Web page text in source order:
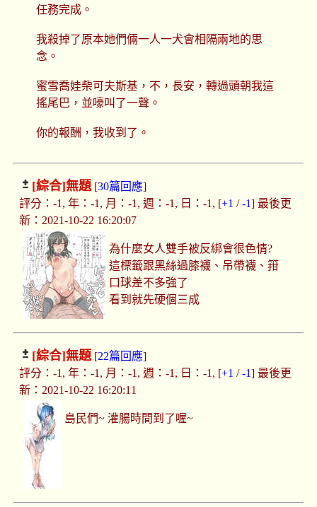
任務完成。
我殺掉了原本她們倆一人一犬會相隔兩地的思
念。
蜜雪喬娃柴可夫斯基，不，長安，轉過頭朝我這
搖尾巴，並嚎叫了一聲。
你的報酬，我收到了。
[綜合]無題[30篇回應]
評分：-1, 年：-1, 月：-1, 週：-1, 日：-1, [+1 /-1] 最後更
新：2021-10-22 16:20:07
為什麼女人雙手被反綁會很色情?
這標籤跟黑絲過膝襪、吊帶襪、箝
口球差不多強了
看到就先硬個三成
[綜合]無題[22篇回應]
評分：-1, 年：-1, 月：-1, 週：-1, 日：-1, [+1 /-1] 最後更
新：2021-10-22 16:20:11
島民們~ 灌腸時間到了喔~